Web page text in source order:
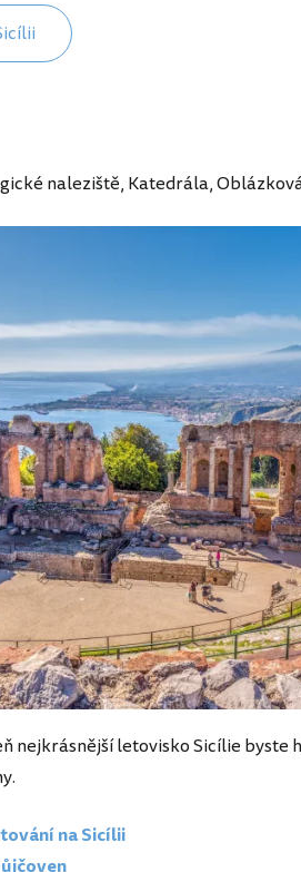
naleziště, Katedrála,
nejkrásnější letovisko Sicílie byste
na Sicílii